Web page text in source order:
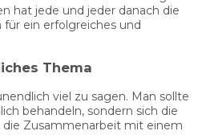
hat jede und jeder danach die
ein erfolgreiches und
Thema
viel zu sagen. Man sollte
behandeln, sondern sich die
Zusammenarbeit mit einem